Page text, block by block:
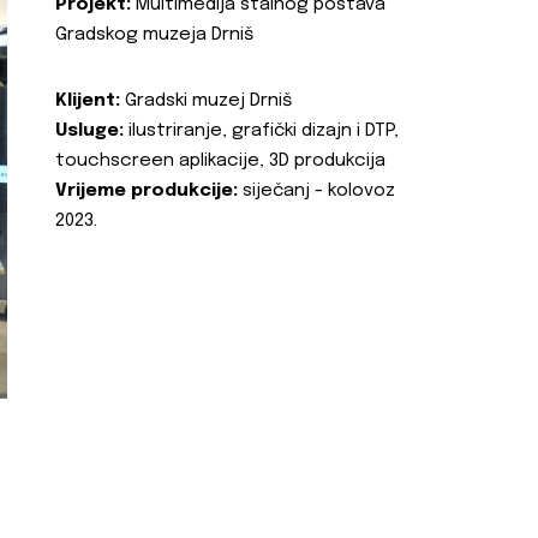
Projekt: Multimedija stalnog postava
Gradskog muzeja Drniš
Klijent: Gradski muzej Drniš
Usluge: ilustriranje, grafički dizajn i DTP,
touchscreen aplikacije, 3D produkcija
Vrijeme produkcije: siječanj - kolovoz
2023.